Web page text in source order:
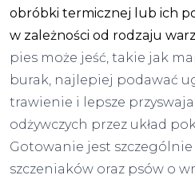
obróbki termicznej lub ich
w zależności od rodzaju
pies może jeść, takie jak
burak, najlepiej podawać
trawienie i lepsze
odżywczych przez układ
Gotowanie jest
szczeniaków oraz psów o